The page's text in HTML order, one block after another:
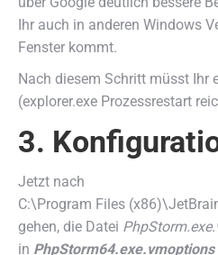
Ihr auch in anderen Windows
Fenster kommt.
Nach diesem Schritt müsst Ihr
(explorer.exe Prozessrestart
3.
Jetzt nach
C:\Program Files
gehen, die Datei
in PhpStorm64.exe.vmoptions